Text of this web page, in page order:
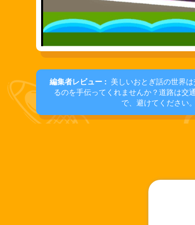
編集者レビュー : 美しいおとぎ話の世界
るのを手伝ってくれませんか？道路は交
で、避けてください